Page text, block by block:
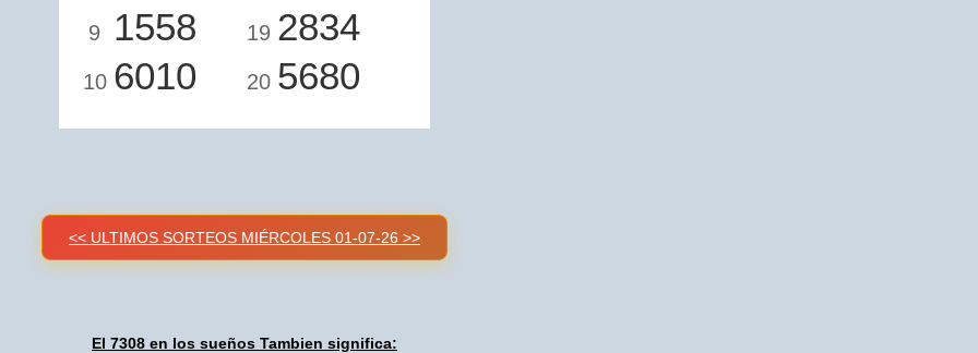
9 1558
10 6010
19 2834
20 5680
<< ULTIMOS SORTEOS MIÉRCOLES 01-07-26 >>
El 7308 en los sueños Tambien significa: